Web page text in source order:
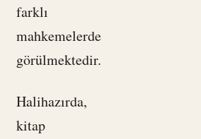
farklı
mahkemelerde
görülmektedir.
Halihazırda,
kitap